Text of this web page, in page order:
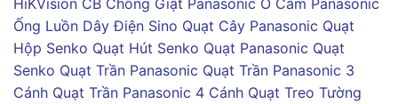
Ống Luồn Dây Điện Sino Quạt Cây Panasonic Quạt
Hộp Senko Quạt Hút Senko Quạt Panasonic Quạt
Senko Quạt Trần Panasonic Quạt Trần Panasonic 3
Cánh Quạt Trần Panasonic 4 Cánh Quạt Treo Tường